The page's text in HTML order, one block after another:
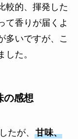
較的、揮発した
て香りが届くよ
多いですが、こ
した。
の感想
たが、 甘味、